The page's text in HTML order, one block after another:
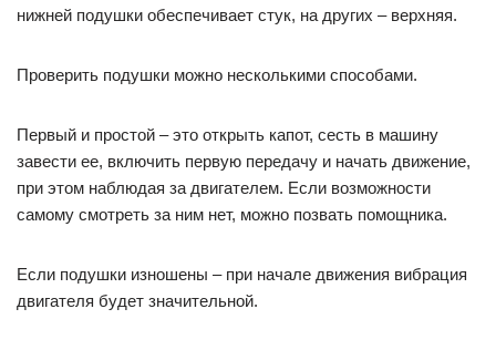
нижней подушки обеспечивает стук, на других – верхняя.
Проверить подушки можно несколькими способами.
Первый и простой – это открыть капот, сесть в машину
завести ее, включить первую передачу и начать движение,
при этом наблюдая за двигателем. Если возможности
самому смотреть за ним нет, можно позвать помощника.
Если подушки изношены – при начале движения вибрация
двигателя будет значительной.